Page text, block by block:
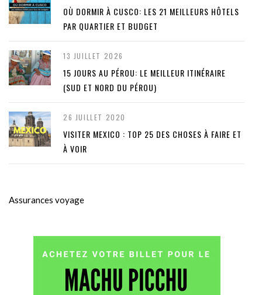
OÙ DORMIR À CUSCO: LES 21 MEILLEURS HÔTELS
PAR QUARTIER ET BUDGET
13 JUILLET 2026
15 JOURS AU PÉROU: LE MEILLEUR ITINÉRAIRE
(SUD ET NORD DU PÉROU)
26 JUILLET 2020
VISITER MEXICO : TOP 25 DES CHOSES À FAIRE ET
À VOIR
Assurances voyage